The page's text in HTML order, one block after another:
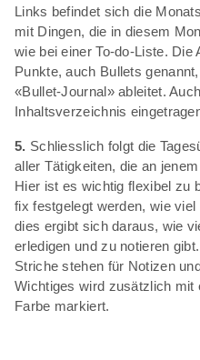
Links befindet sich die
mit Dingen, die in diesem
wie bei einer To-do-Liste. Die
Punkte, auch Bullets
«Bullet-Journal» ableitet.
Inhaltsverzeichnis
5. Schliesslich folgt die
aller Tätigkeiten, die an
Hier ist es wichtig flexibel zu
fix festgelegt werden, wie
dies ergibt sich daraus, wie
erledigen und zu notieren
Striche stehen für Notizen
Wichtiges wird zusätzlich mit
Farbe markiert.